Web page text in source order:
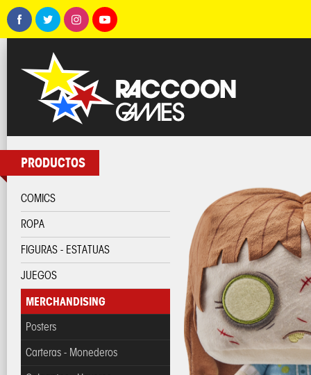
PRODUCTOS
COMICS
ROPA
FIGURAS - ESTATUAS
JUEGOS
MERCHANDISING
Posters
Carteras - Monederos